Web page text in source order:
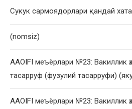
Сукук сармоядорлари қандай
(nomsiz)
AAOIFI меъёрлари №23: Вакиллик
тасарруф (фузулий тасарруфи)
AAOIFI меъёрлари №23: Вакиллик